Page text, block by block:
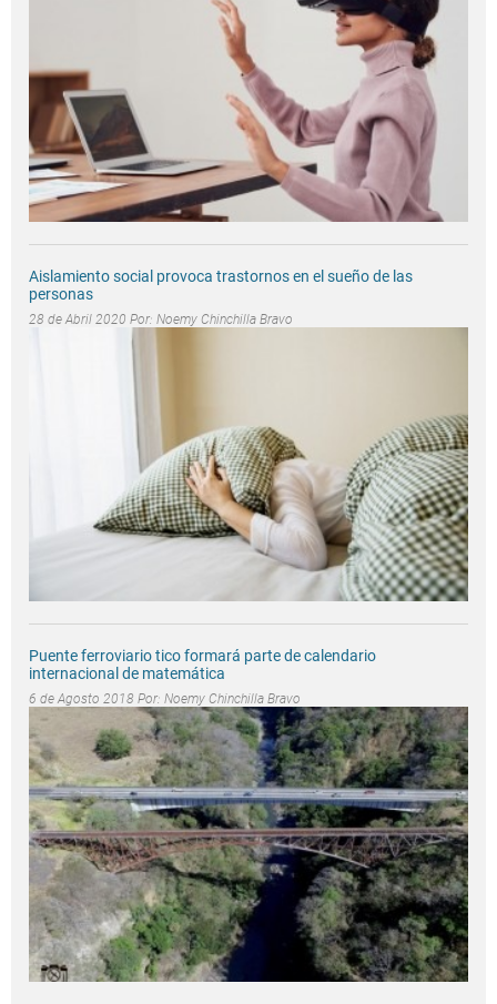
Aislamiento social provoca trastornos en el sueño de las
personas
28 de Abril 2020 Por: Noemy Chinchilla Bravo
Puente ferroviario tico formará parte de calendario
internacional de matemática
6 de Agosto 2018 Por: Noemy Chinchilla Bravo